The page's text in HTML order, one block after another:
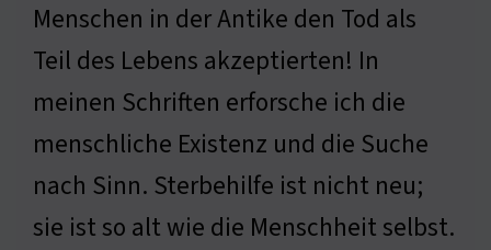
Menschen in der Antike den Tod als
Teil des Lebens akzeptierten! In
meinen Schriften erforsche ich die
menschliche Existenz und die Suche
nach Sinn. Sterbehilfe ist nicht neu;
sie ist so alt wie die Menschheit selbst.